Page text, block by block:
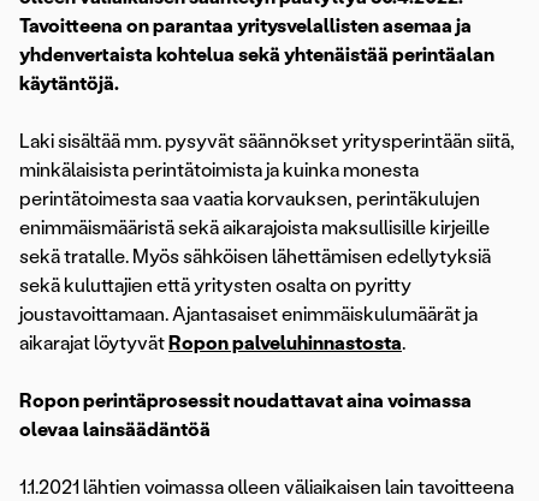
Tavoitteena on parantaa yritysvelallisten asemaa ja
yhdenvertaista kohtelua sekä yhtenäistää perintäalan
käytäntöjä.
Laki sisältää mm. pysyvät säännökset yritysperintään siitä,
minkälaisista perintätoimista ja kuinka monesta
perintätoimesta saa vaatia korvauksen, perintäkulujen
enimmäismääristä sekä aikarajoista maksullisille kirjeille
sekä tratalle. Myös sähköisen lähettämisen edellytyksiä
sekä kuluttajien että yritysten osalta on pyritty
joustavoittamaan. Ajantasaiset enimmäiskulumäärät ja
aikarajat löytyvät Ropon palveluhinnastosta.
Ropon perintäprosessit noudattavat aina voimassa
olevaa lainsäädäntöä
1.1.2021 lähtien voimassa olleen väliaikaisen lain tavoitteena